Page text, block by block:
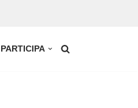
PARTICIPA